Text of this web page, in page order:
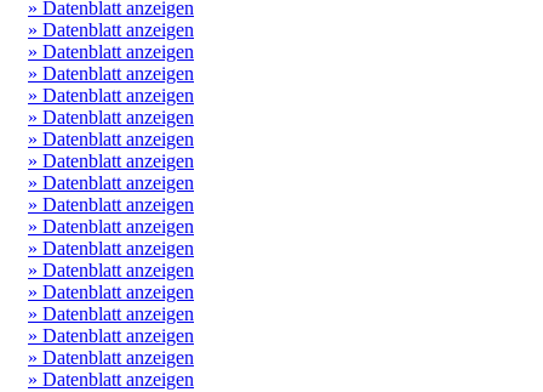
» Datenblatt anzeigen
» Datenblatt anzeigen
» Datenblatt anzeigen
» Datenblatt anzeigen
» Datenblatt anzeigen
» Datenblatt anzeigen
» Datenblatt anzeigen
» Datenblatt anzeigen
» Datenblatt anzeigen
» Datenblatt anzeigen
» Datenblatt anzeigen
» Datenblatt anzeigen
» Datenblatt anzeigen
» Datenblatt anzeigen
» Datenblatt anzeigen
» Datenblatt anzeigen
» Datenblatt anzeigen
» Datenblatt anzeigen